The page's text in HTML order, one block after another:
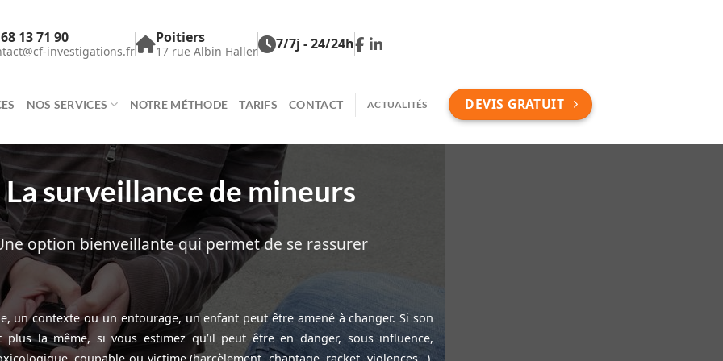
13 71 90
investigations.fr
Poitiers
17 rue Albin Haller 7/7j - 24/24h
NOS SERVICES NOTRE MÉTHODE TARIFS CONTACT ACTUALITÉS DEVIS GRATUIT
La surveillance de mineurs
option bienveillante qui permet de se rassurer
un contexte ou un entourage, un enfant peut être amené à changer. Si son
plus la même, si vous estimez qu’il peut être en danger, sous influence,
coupable ou victime (harcèlement, chantage, racket, violences…),